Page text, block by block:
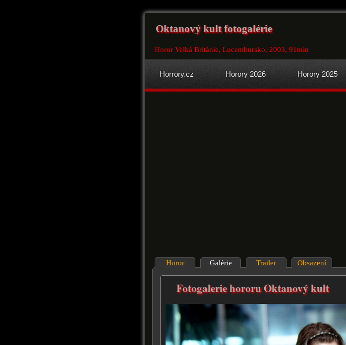
Oktanový kult fotogalérie
Horor Velká Británie, Lucembursko, 2003, 91min
Horrory.cz Horory 2026 Horory 2025
Horor Galérie Trailer Obsazení
Fotogalerie hororu Oktanový kult